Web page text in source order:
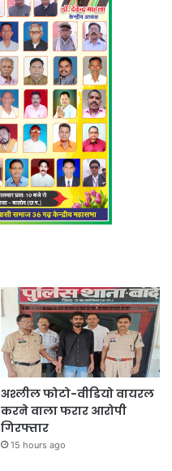
अश्लील फोटो-वीडियो वायरल
करने वाला फरार आरोपी
गिरफ्तार
15 hours ago